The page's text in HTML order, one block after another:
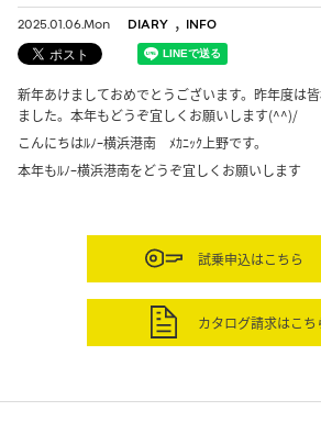
2025.01.06.Mon DIARY , INFO
新年あけましておめでとうございます。昨年度は
ました。本年もどうぞ宜しくお願いします(^^)/
こんにちはﾙﾉｰ横浜港南 ﾒｶﾆｯｸ上野です。
本年もﾙﾉｰ横浜港南をどうぞ宜しくお願いします
試乗申込はこちら
カタログ請求はこち